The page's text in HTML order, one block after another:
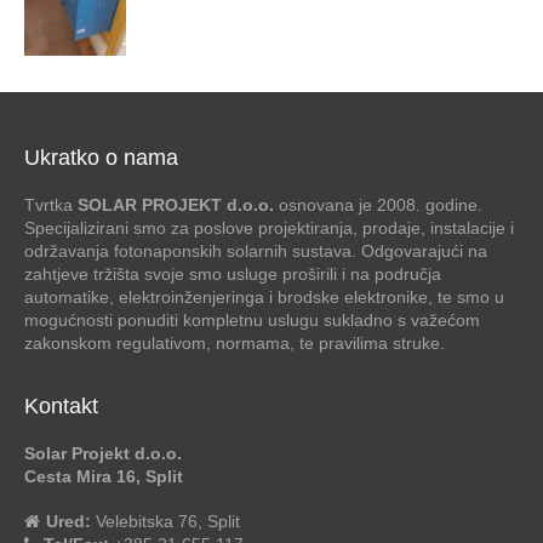
Ukratko o nama
Tvrtka SOLAR PROJEKT d.o.o. osnovana je 2008. godine.
Specijalizirani smo za poslove projektiranja, prodaje, instalacije i
održavanja fotonaponskih solarnih sustava. Odgovarajući na
zahtjeve tržišta svoje smo usluge proširili i na područja
automatike, elektroinženjeringa i brodske elektronike, te smo u
mogućnosti ponuditi kompletnu uslugu sukladno s važećom
zakonskom regulativom, normama, te pravilima struke.
Kontakt
Solar Projekt d.o.o.
Cesta Mira 16, Split
Ured: Velebitska 76, Split